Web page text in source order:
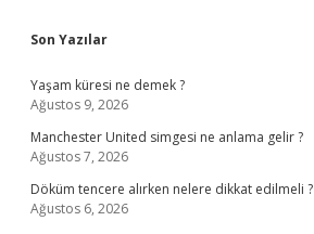
Sidebar
Son Yazılar
Yaşam küresi ne demek ?
Ağustos 9, 2026
Manchester United simgesi ne anlama gelir ?
Ağustos 7, 2026
Döküm tencere alırken nelere dikkat edilmeli ?
Ağustos 6, 2026